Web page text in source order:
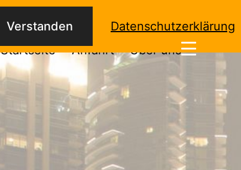
Startseite Anfahrt Über uns
Verstanden Datenschutzerklärung